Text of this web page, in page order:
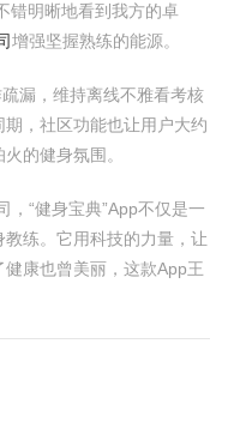
错明晰地看到我方的卓
增强坚握熟练的能源。
漏，维持离线不雅看考核
，社区功能也让用户大约
的健身氛围。
，“健身宝典”App不仅是一
练。它用科技的力量，让
康也曾美丽，这款App王